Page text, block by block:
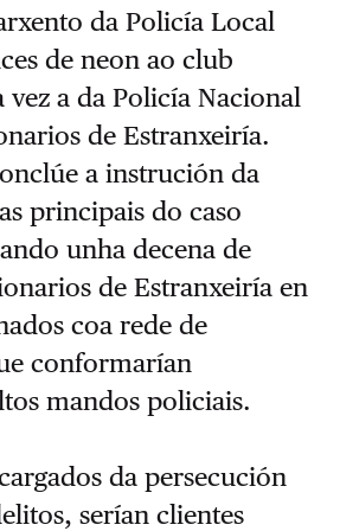
da Policía Local
de neon ao club
vez a da Policía Nacional
de Estranxeiría.
a instrución da
principais do caso
unha decena de
de Estranxeiría en
coa rede de
conformarían
mandos policiais.
da persecución
serían clientes